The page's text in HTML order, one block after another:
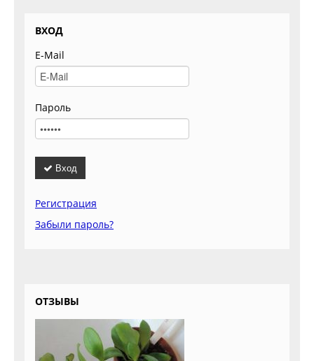
ВХОД
E-Mail
Пароль
Вход
Регистрация
Забыли пароль?
ОТЗЫВЫ